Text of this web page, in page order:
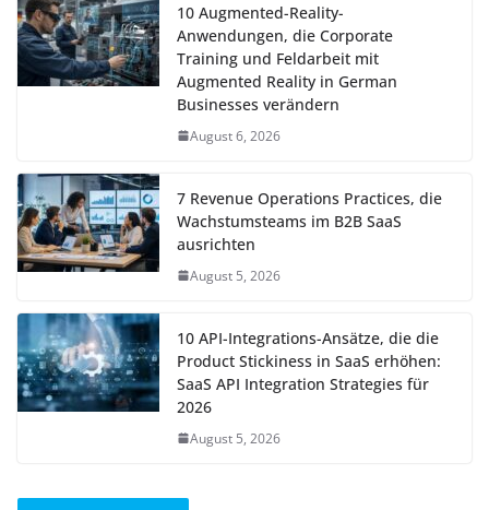
10 Augmented-Reality-
Anwendungen, die Corporate
Training und Feldarbeit mit
Augmented Reality in German
Businesses verändern
August 6, 2026
7 Revenue Operations Practices, die
Wachstumsteams im B2B SaaS
ausrichten
August 5, 2026
10 API-Integrations-Ansätze, die die
Product Stickiness in SaaS erhöhen:
SaaS API Integration Strategies für
2026
August 5, 2026